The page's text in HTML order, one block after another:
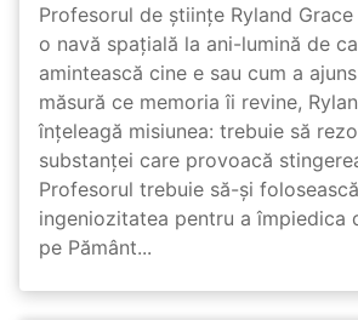
Profesorul de științe Ryland
o navă spațială la ani-lumină de
amintească cine e sau cum a
măsură ce memoria îi revine,
înțeleagă misiunea: trebuie să
substanței care provoacă
Profesorul trebuie să-și
ingeniozitatea pentru a împiedica
pe Pământ...